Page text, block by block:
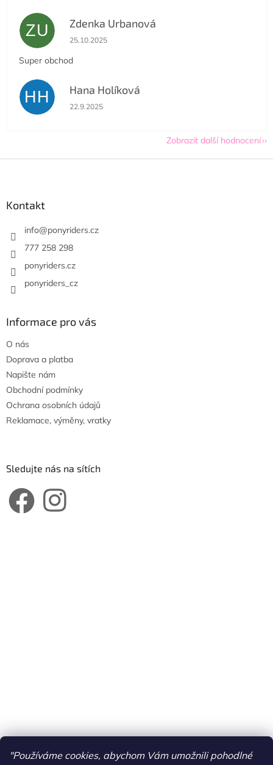
"Používáme cookies, abychom Vám umožnili pohodlné
ZU Zdenka Urbanová
Hodnocení obchodu je 5 z 5 hvězdiček.
25.10.2025
Super obchod
HH Hana Holíková
Hodnocení obchodu je 5 z 5 hvězdiček.
22.9.2025
Zobrazit další hodnocení
Kontakt
info@ponyriders.cz
777 258 298
ponyriders.cz
ponyriders_cz
Informace pro vás
O nás
Doprava a platba
Napište nám
Obchodní podmínky
Ochrana osobních údajů
Reklamace, výměny, vratky
Sledujte nás na sítích